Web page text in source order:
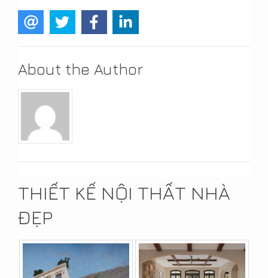
About the Author
THIẾT KẾ NỘI THẤT NHÀ
ĐẸP